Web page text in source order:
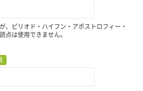
、ピリオド・ハイフン・アポストロフィー・
点は使用できません。